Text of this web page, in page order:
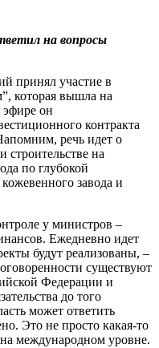
на вопросы
принял участие в
которая вышла на
эфире он
контракта
речь идет о
строительстве на
по глубокой
завода и
у министров –
Ежедневно идет
будут реализованы, –
существуют
Федерации и
до того
может ответить
Это не просто какая-то
международном уровне.